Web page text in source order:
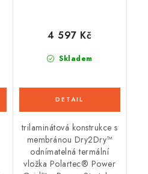
Skladem
4 597 Kč
trilaminátová konstrukce s
membránou Dry2Dry™
odnímatelná termální
vložka Polartec® Power